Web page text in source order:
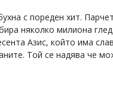
с пореден хит.
няколко милиона
Азис, който има
Той се надява че